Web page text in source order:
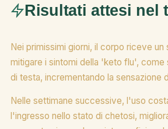
Risultati attesi nel
Nei primissimi giorni, il corpo riceve un
mitigare i sintomi della 'keto flu', come
di testa, incrementando la sensazione
Nelle settimane successive, l'uso
l'ingresso nello stato di chetosi,